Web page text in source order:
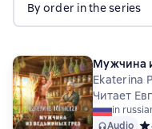
By order in the series
Мужчина
Ekaterina
Читает
in
Audio